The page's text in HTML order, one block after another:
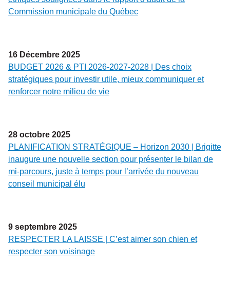
Commission municipale du Québec
16 Décembre 2025
BUDGET 2026 & PTI 2026-2027-2028 | Des choix
stratégiques pour investir utile, mieux communiquer et
renforcer notre milieu de vie
28 octobre 2025
PLANIFICATION STRATÉGIQUE – Horizon 2030 | Brigitte
inaugure une nouvelle section pour présenter le bilan de
mi-parcours, juste à temps pour l’arrivée du nouveau
conseil municipal élu
9 septembre 2025
RESPECTER LA LAISSE | C’est aimer son chien et
respecter son voisinage